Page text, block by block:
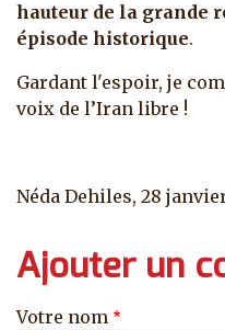
hauteur de la grande
épisode historique.
Gardant l'espoir, je
voix de l’Iran libre !
Néda Dehiles, 28
Ajouter un
Votre nom